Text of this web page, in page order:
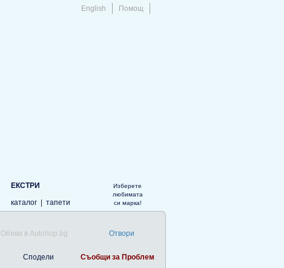
English Помощ
ЕКСТРИ
каталог
тапети
Изберете
любимата
си марка!
Обяви в Autohop.bg Отвори
Сподели Съобщи за Проблем